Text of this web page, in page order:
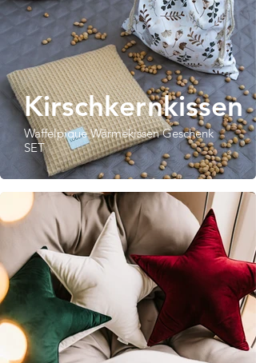
Kirschkernkissen
Waffelpique Wärmekissen Geschenk
SET